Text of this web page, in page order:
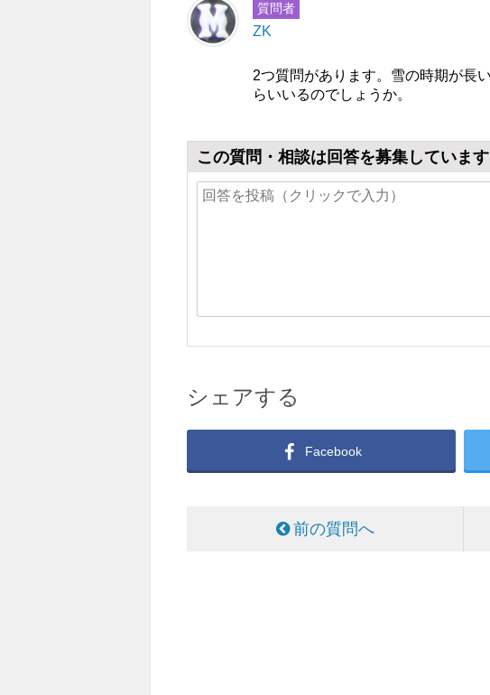
質問者
ZK
2つ質問があります。雪の時期が長
らいいるのでしょうか。
この質問・相談は回答を募集しています
シェアする
Facebook
前の質問へ